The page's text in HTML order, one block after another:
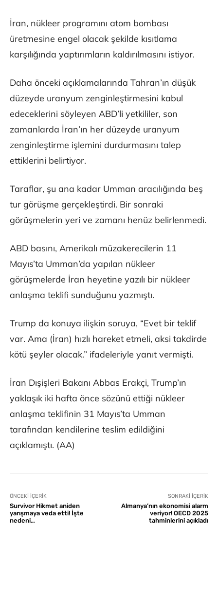
İran, nükleer programını atom bombası
üretmesine engel olacak şekilde kısıtlama
karşılığında yaptırımların kaldırılmasını istiyor.
Daha önceki açıklamalarında Tahran’ın düşük
düzeyde uranyum zenginleştirmesini kabul
edeceklerini söyleyen ABD’li yetkililer, son
zamanlarda İran’ın her düzeyde uranyum
zenginleştirme işlemini durdurmasını talep
ettiklerini belirtiyor.
Taraflar, şu ana kadar Umman aracılığında beş
tur görüşme gerçekleştirdi. Bir sonraki
görüşmelerin yeri ve zamanı henüz belirlenmedi.
ABD basını, Amerikalı müzakerecilerin 11
Mayıs’ta Umman’da yapılan nükleer
görüşmelerde İran heyetine yazılı bir nükleer
anlaşma teklifi sunduğunu yazmıştı.
Trump da konuya ilişkin soruya, “Evet bir teklif
var. Ama (İran) hızlı hareket etmeli, aksi takdirde
kötü şeyler olacak.” ifadeleriyle yanıt vermişti.
İran Dışişleri Bakanı Abbas Erakçi, Trump’ın
yaklaşık iki hafta önce sözünü ettiği nükleer
anlaşma teklifinin 31 Mayıs’ta Umman
tarafından kendilerine teslim edildiğini
açıklamıştı. (AA)
ÖNCEKI İÇERIK
Survivor Hikmet aniden
yarışmaya veda etti! İşte
nedeni…
SONRAKI İÇERIK
Almanya’nın ekonomisi alarm
veriyor! OECD 2025
tahminlerini açıkladı